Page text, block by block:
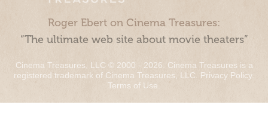
Roger Ebert on Cinema Treasures:
“The ultimate web site about movie theaters”
Cinema Treasures, LLC © 2000 - 2026. Cinema Treasures is a
registered trademark of Cinema Treasures, LLC. Privacy Policy.
Terms of Use